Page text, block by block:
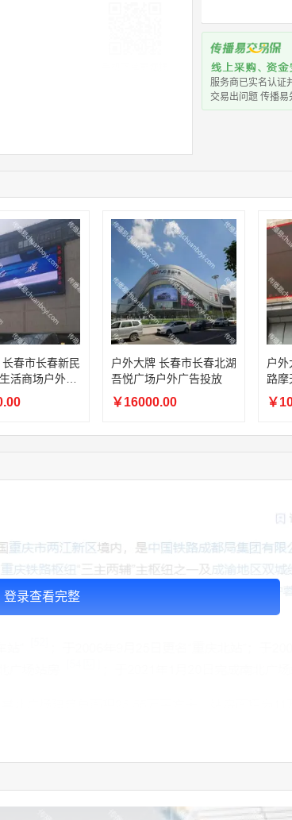
服务商已实名认证
交易出问题 传播易
活商场户外广
户外大牌 长春市长春北湖
吾悦广场户外广告投放
￥16000.00
户外大牌 长
路摩
广
￥
登录查看完整